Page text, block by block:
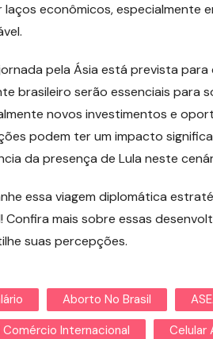
laços econômicos, especialmente
pela Ásia está prevista
brasileiro serão essenciais para
novos investimentos e
podem ter um impacto
da presença de Lula neste
essa viagem diplomática
Confira mais sobre essas
suas percepções.
Aborto No Brasil
Comércio Internacional
Celular